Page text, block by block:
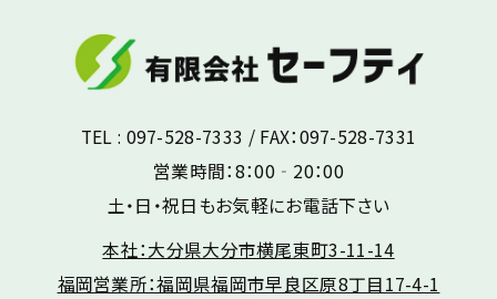
TEL : 097-528-7333 / FAX：097-528-7331
営業時間：8：00‐20：00
土・日・祝日もお気軽にお電話下さい
本社：大分県大分市横尾東町3-11-14
福岡営業所：福岡県福岡市早良区原8丁目17-4-1